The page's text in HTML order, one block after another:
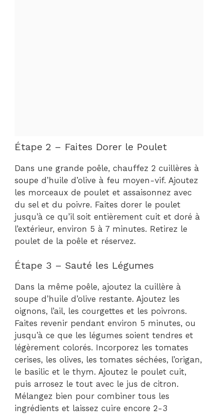
Étape 2 – Faites Dorer le Poulet
Dans une grande poêle, chauffez 2 cuillères à
soupe d’huile d’olive à feu moyen-vif. Ajoutez
les morceaux de poulet et assaisonnez avec
du sel et du poivre. Faites dorer le poulet
jusqu’à ce qu’il soit entièrement cuit et doré à
l’extérieur, environ 5 à 7 minutes. Retirez le
poulet de la poêle et réservez.
Étape 3 – Sauté les Légumes
Dans la même poêle, ajoutez la cuillère à
soupe d’huile d’olive restante. Ajoutez les
oignons, l’ail, les courgettes et les poivrons.
Faites revenir pendant environ 5 minutes, ou
jusqu’à ce que les légumes soient tendres et
légèrement colorés. Incorporez les tomates
cerises, les olives, les tomates séchées, l’origan,
le basilic et le thym. Ajoutez le poulet cuit,
puis arrosez le tout avec le jus de citron.
Mélangez bien pour combiner tous les
ingrédients et laissez cuire encore 2-3